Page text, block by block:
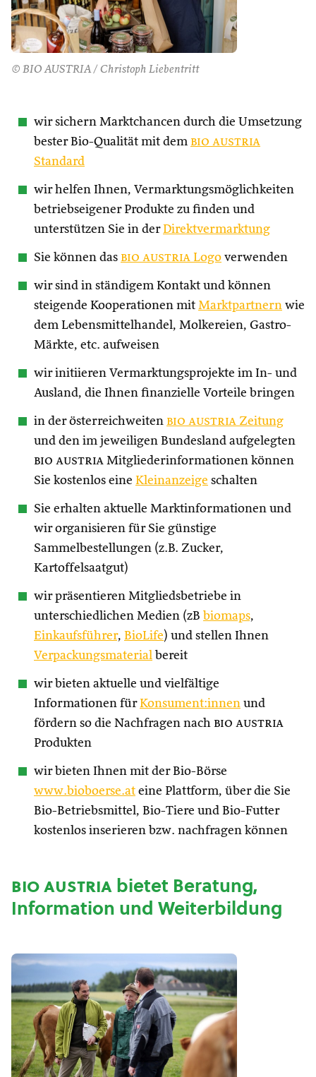
© BIO AUSTRIA / Christoph Liebentritt
wir sichern Marktchancen durch die Umsetzung
bester Bio-Qualität mit dem bio austria
Standard
wir helfen Ihnen, Vermarktungsmöglichkeiten
betriebseigener Produkte zu finden und
unterstützen Sie in derDirektvermarktung
Sie können das bio austria Logo verwenden
wir sind in ständigem Kontakt und können
steigende Kooperationen mit Marktpartnern wie
dem Lebensmittelhandel, Molkereien, Gastro-
Märkte, etc. aufweisen
wir initiieren Vermarktungsprojekte im In- und
Ausland, die Ihnen finanzielle Vorteile bringen
in der österreichweiten bio austria Zeitung
und den im jeweiligen Bundesland aufgelegten
bio austria Mitgliederinformationen können
Sie kostenlos eine Kleinanzeige schalten
Sie erhalten aktuelle Marktinformationen und
wir organisieren für Sie günstige
Sammelbestellungen (z.B. Zucker,
Kartoffelsaatgut)
wir präsentieren Mitgliedsbetriebe in
unterschiedlichen Medien (zB biomaps,
Einkaufsführer, BioLife) und stellen Ihnen
Verpackungsmaterial bereit
wir bieten aktuelle und vielfältige
Informationen fürKonsument:innen und
fördern so die Nachfragen nach bio austria
Produkten
wir bieten Ihnen mit der Bio-Börse
www.bioboerse.at eine Plattform, über die Sie
Bio-Betriebsmittel, Bio-Tiere und Bio-Futter
kostenlos inserieren bzw. nachfragen können
bio austriabietet Beratung,
Information und Weiterbildung